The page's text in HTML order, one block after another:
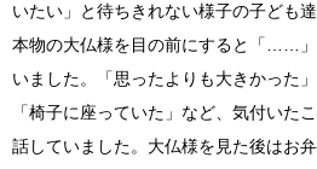
いたい」と待ちきれない様子の子ども
本物の大仏様を目の前にすると「……
いました。「思ったよりも大きかった
「椅子に座っていた」など、気付いた
話していました。大仏様を見た後はお